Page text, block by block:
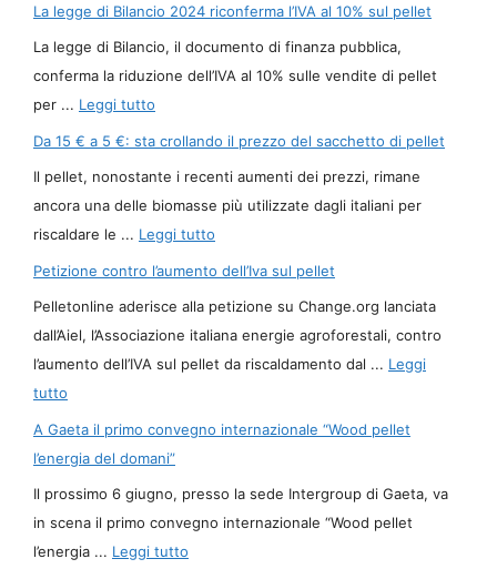
La legge di Bilancio 2024 riconferma l’IVA al 10% sul pellet
La legge di Bilancio, il documento di finanza pubblica,
conferma la riduzione dell’IVA al 10% sulle vendite di pellet
per ... Leggi tutto
Da 15 € a 5 €: sta crollando il prezzo del sacchetto di pellet
Il pellet, nonostante i recenti aumenti dei prezzi, rimane
ancora una delle biomasse più utilizzate dagli italiani per
riscaldare le ... Leggi tutto
Petizione contro l’aumento dell’Iva sul pellet
Pelletonline aderisce alla petizione su Change.org lanciata
dall’Aiel, l’Associazione italiana energie agroforestali, contro
l’aumento dell’IVA sul pellet da riscaldamento dal ... Leggi
tutto
A Gaeta il primo convegno internazionale “Wood pellet
l’energia del domani”
Il prossimo 6 giugno, presso la sede Intergroup di Gaeta, va
in scena il primo convegno internazionale “Wood pellet
l’energia ... Leggi tutto